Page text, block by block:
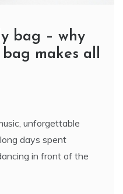
bag – why
makes all
unforgettable
days spent
in front of the